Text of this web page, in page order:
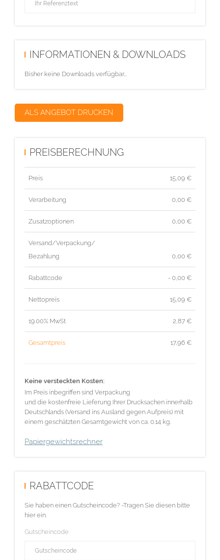
INFORMATIONEN & DOWNLOADS
Bisher keine Downloads verfügbar...
ALS ANGEBOT DRUCKEN
PREISBERECHNUNG
Preis 15,09 €
Verarbeitung 0,00 €
Zusatzoptionen 0,00 €
Versand/Verpackung/
Bezahlung
0,00 €
Rabattcode - 0,00 €
Nettopreis 15,09 €
19.00% MwSt 2,87 €
Gesamtpreis 17,96 €
Keine versteckten Kosten:
Im Preis inbegriffen sind Verpackung
und die kostenfreie Lieferung Ihrer Drucksachen innerhalb
Deutschlands (Versand ins Ausland gegen Aufpreis) mit
einem geschätzten Gesamtgewicht von ca. 0.14 kg.
Papiergewichtsrechner
RABATTCODE
Sie haben einen Gutscheincode? -Tragen Sie diesen bitte
hier ein.
Gutscheincode